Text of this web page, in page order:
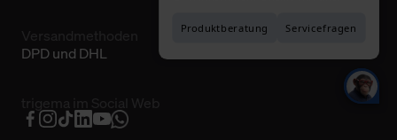
DPD und DHL